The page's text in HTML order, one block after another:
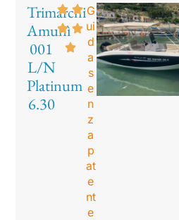
Trimarchi
Amunì
001
L/N
Platinum
6.30
G
ui
d
a
s
e
n
z
a
p
at
e
nt
e